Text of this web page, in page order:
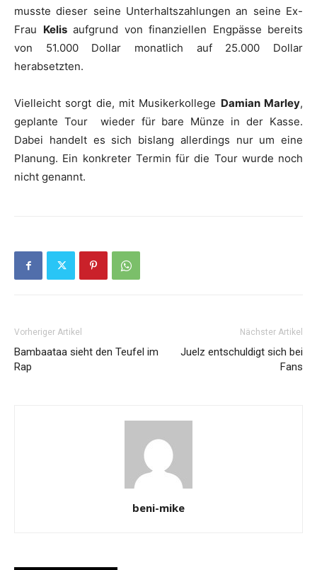
musste dieser seine Unterhaltszahlungen an seine Ex-
Frau Kelisaufgrund von finanziellen Engpässe bereits
von 51.000 Dollar monatlich auf 25.000 Dollar
herabsetzten.
Vielleicht sorgt die, mit Musikerkollege Damian Marley,
geplante Tour wieder für bare Münze in der Kasse.
Dabei handelt es sich bislang allerdings nur um eine
Planung. Ein konkreter Termin für die Tour wurde noch
nicht genannt.
Vorheriger Artikel
Bambaataa sieht den Teufel im
Rap
Nächster Artikel
Juelz entschuldigt sich bei
Fans
beni-mike